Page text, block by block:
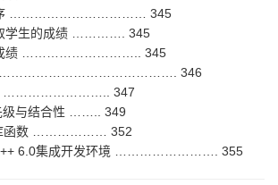
排序 …………………………… 345
学生的成绩 …………. 345
成绩 ……………………….. 345
…………………………………………. 346
集 …………………….. 347
级与结合性 …….. 349
库函数 ……………… 352
C++ 6.0集成开发环境 ……………………. 355